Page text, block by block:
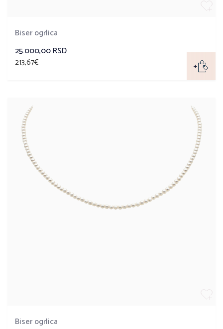
Biser ogrlica
25.000,00 RSD
213,67€ +
Biser ogrlica